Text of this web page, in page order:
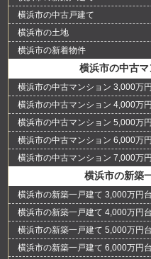
横浜市の中古戸建て
横浜市の土地
横浜市の新着物件
横浜市の中古
横浜市の中古マンション 3,000万
横浜市の中古マンション 4,000万
横浜市の中古マンション 5,000万
横浜市の中古マンション 6,000万
横浜市の中古マンション 7,000万
横浜市の新築
横浜市の新築一戸建て 3,000万円台
横浜市の新築一戸建て 4,000万円台
横浜市の新築一戸建て 5,000万円台
横浜市の新築一戸建て 6,000万円台